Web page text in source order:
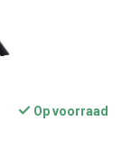
Op voorraad